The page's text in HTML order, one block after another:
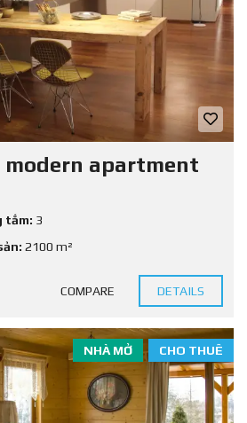
apartment
tắm: 3
2100 m²
COMPARE DETAILS
CHO THUÊ
NHÀ MỞ